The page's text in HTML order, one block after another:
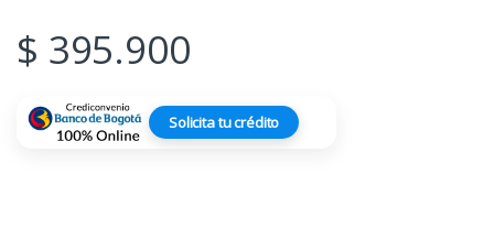
$ 395.900
Solicita tu crédito